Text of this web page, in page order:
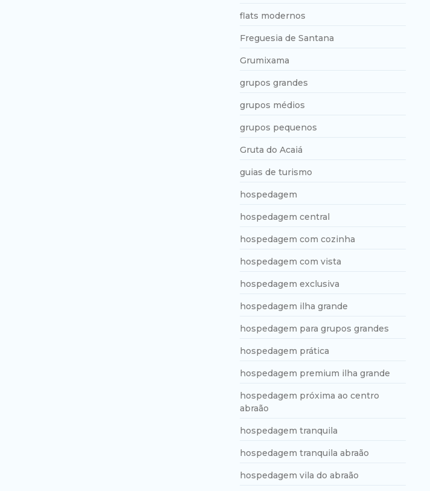
flats modernos
Freguesia de Santana
Grumixama
grupos grandes
grupos médios
grupos pequenos
Gruta do Acaiá
guias de turismo
hospedagem
hospedagem central
hospedagem com cozinha
hospedagem com vista
hospedagem exclusiva
hospedagem ilha grande
hospedagem para grupos grandes
hospedagem prática
hospedagem premium ilha grande
hospedagem próxima ao centro
abraão
hospedagem tranquila
hospedagem tranquila abraão
hospedagem vila do abraão